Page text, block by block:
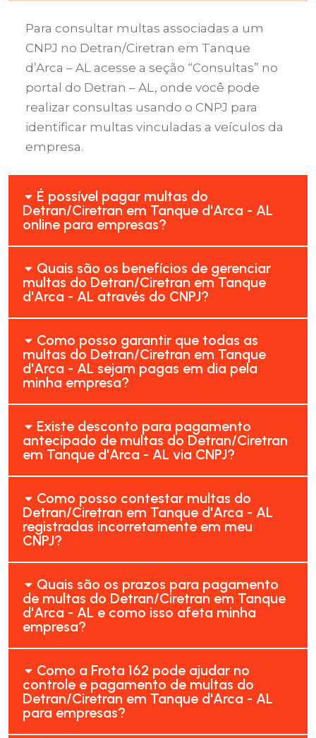
Para consultar multas associadas a um
CNPJ no Detran/Ciretran em Tanque
d’Arca – AL acesse a seção “Consultas” no
portal do Detran – AL, onde você pode
realizar consultas usando o CNPJ para
identificar multas vinculadas a veículos da
empresa.
É possível pagar multas do
Detran/Ciretran em Tanque d'Arca - AL
online para empresas?
Quais são os benefícios de gerenciar
multas do Detran/Ciretran em Tanque
d'Arca - AL através do CNPJ?
Como posso garantir que todas as
multas do Detran/Ciretran em Tanque
d'Arca - AL sejam pagas em dia pela
minha empresa?
Existe desconto para pagamento
antecipado de multas do Detran/Ciretran
em Tanque d'Arca - AL via CNPJ?
Como posso contestar multas do
Detran/Ciretran em Tanque d'Arca - AL
registradas incorretamente em meu
CNPJ?
Quais são os prazos para pagamento
de multas do Detran/Ciretran em Tanque
d'Arca - AL e como isso afeta minha
empresa?
Como a Frota 162 pode ajudar no
controle e pagamento de multas do
Detran/Ciretran em Tanque d'Arca - AL
para empresas?